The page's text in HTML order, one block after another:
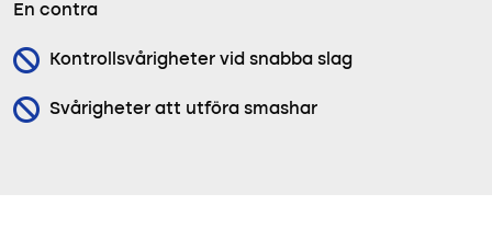
En contra
Kontrollsvårigheter vid snabba slag
Svårigheter att utföra smashar